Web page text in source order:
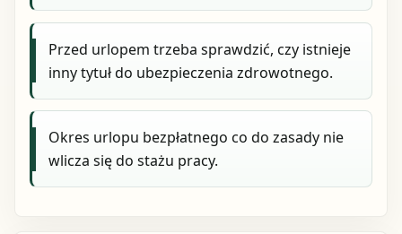
Przed urlopem trzeba sprawdzić, czy istnieje
inny tytuł do ubezpieczenia zdrowotnego.
Okres urlopu bezpłatnego co do zasady nie
wlicza się do stażu pracy.